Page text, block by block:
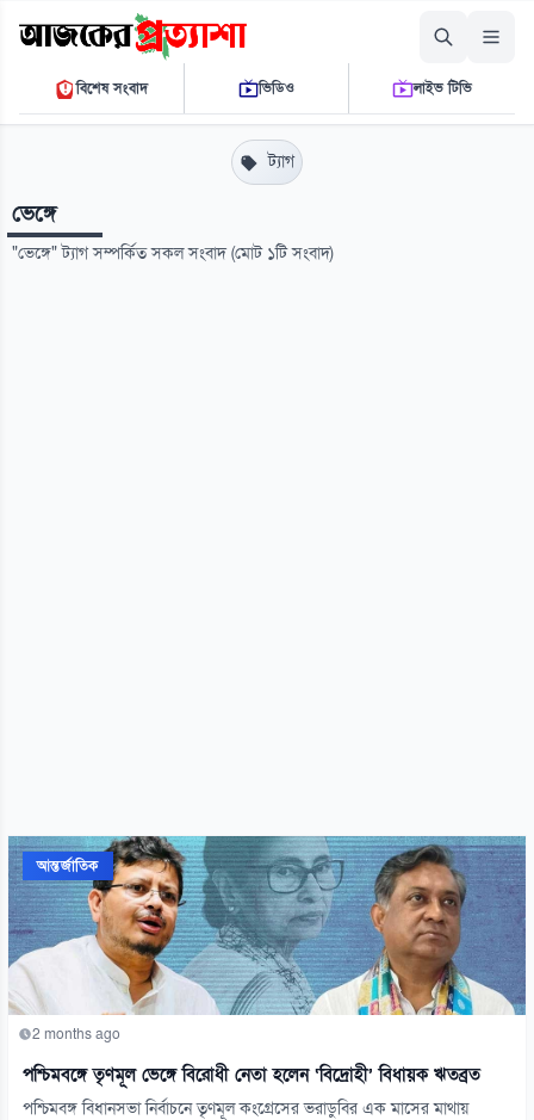
রোববার, ০৯ আগস্ট ২০২৬
০৯ ৫২ ৩৩ এ.এম.THE DAILY AJKER PROTTASHA
বিশেষ সংবাদ ভিডিও লাইভ টিভি
ট্যাগ
ভেঙ্গে
"ভেঙ্গে" ট্যাগ সম্পর্কিত সকল সংবাদ (মোট ১টি সংবাদ)
আন্তর্জাতিক
2 months ago
পশ্চিমবঙ্গে তৃণমূল ভেঙ্গে বিরোধী নেতা হলেন ‘বিদ্রোহী’ বিধায়ক ঋতব্রত
পশ্চিমবঙ্গ বিধানসভা নির্বাচনে তৃণমূল কংগ্রেসের ভরাডুবির এক মাসের মাথায়